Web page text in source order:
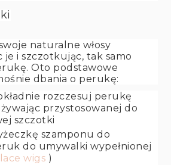
naturalne włosy
i szczotkując, tak samo
Oto podstawowe
dbania o perukę:
rozczesuj perukę
przystosowanej do
szczotki
szamponu do
do umywalki wypełnionej
lace wigs )